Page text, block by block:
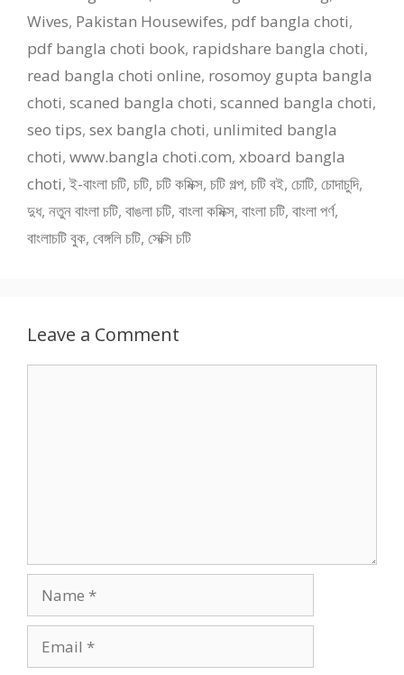
Wives, Pakistan Housewifes, pdf bangla choti,
pdf bangla choti book, rapidshare bangla choti,
read bangla choti online, rosomoy gupta bangla
choti, scaned bangla choti, scanned bangla choti,
seo tips, sex bangla choti, unlimited bangla
choti, www.bangla choti.com, xboard bangla
choti,ই-বাংলা চটি, চটি, চটি কমিক্স, চটি গল্প, চটি বই, চোটি, চোদাচুদি,
দুধ, নতুন বাংলা চটি, বাঙলা চটি, বাংলা কমিক্স, বাংলা চটি, বাংলা পর্ণ,
বাংলাচটি বুক, বেঙ্গলি চটি, সেক্সি চটি
Leave a Comment